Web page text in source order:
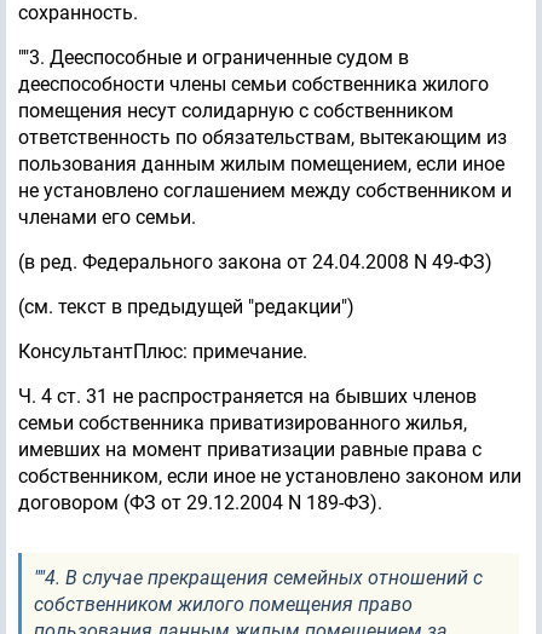
сохранность.
""3. Дееспособные и ограниченные судом в
дееспособности члены семьи собственника жилого
помещения несут солидарную с собственником
ответственность по обязательствам, вытекающим из
пользования данным жилым помещением, если иное
не установлено соглашением между собственником и
членами его семьи.
(в ред. Федерального закона от 24.04.2008 N 49-ФЗ)
(см. текст в предыдущей "редакции")
КонсультантПлюс: примечание.
Ч. 4 ст. 31 не распространяется на бывших членов
семьи собственника приватизированного жилья,
имевших на момент приватизации равные права с
собственником, если иное не установлено законом или
договором (ФЗ от 29.12.2004 N 189-ФЗ).
""4. В случае прекращения семейных отношений с
собственником жилого помещения право